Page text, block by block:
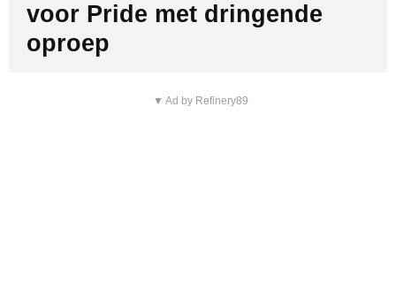
voor Pride met dringende
oproep
▼ Ad by Refinery89